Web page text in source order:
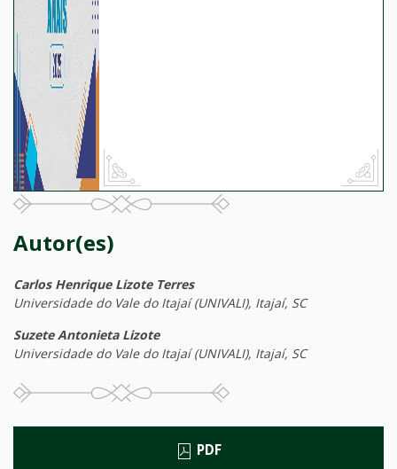
Autor(es)
Carlos Henrique Lizote Terres
Universidade do Vale do Itajaí (UNIVALI), Itajaí, SC
Suzete Antonieta Lizote
Universidade do Vale do Itajaí (UNIVALI), Itajaí, SC
PDF